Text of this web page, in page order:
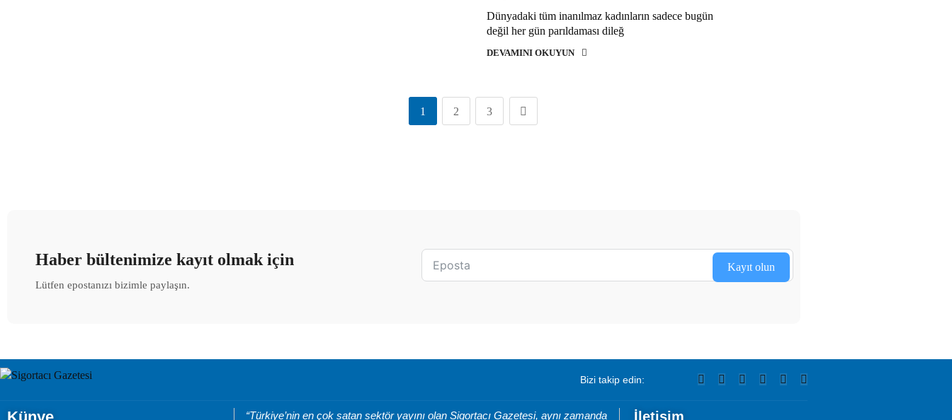
Dünyadaki tüm inanılmaz kadınların sadece bugün
değil her gün parıldaması dileğ
DEVAMINI OKUYUN
1 2 3
Haber bültenimize kayıt olmak için
Lütfen epostanızı bizimle paylaşın.
Kayıt olun
Bizi takip edin:
“Türkiye’nin en çok satan sektör yayını olan Sigortacı Gazetesi, aynı zamanda İletişim